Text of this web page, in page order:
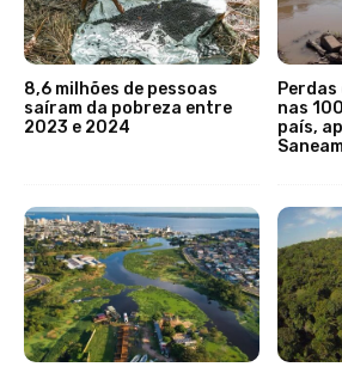
8,6 milhões de pessoas
saíram da pobreza entre
2023 e 2024
Perdas
nas
país,